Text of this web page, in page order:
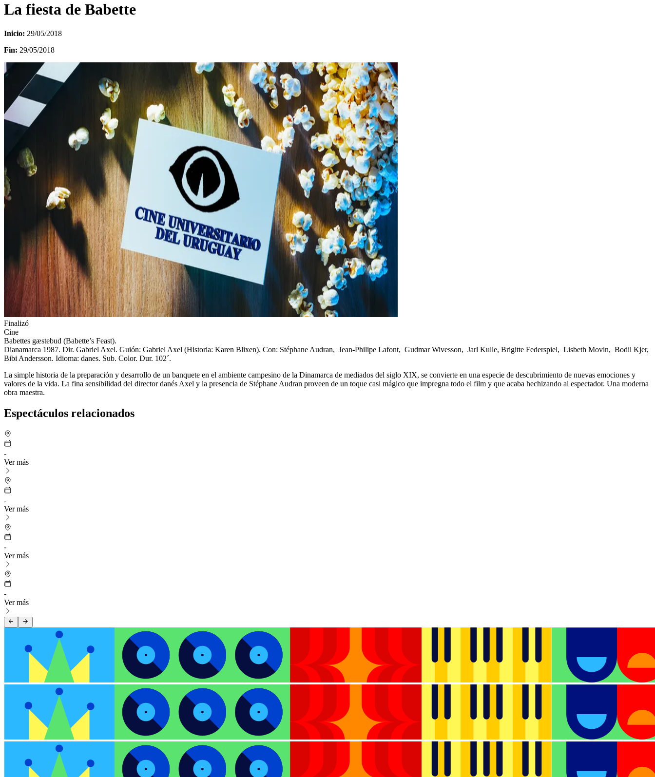
La fiesta de Babette
Inicio: 29/05/2018
Fin: 29/05/2018
Finalizó
Cine
Babettes gæstebud (Babette’s Feast).
Dianamarca 1987. Dir. Gabriel Axel. Guión: Gabriel Axel (Historia: Karen Blixen). Con: Stéphane Audran, Jean-Philipe Lafont, Gudmar Wivesson, Jarl Kulle, Brigitte Federspiel, Lisbeth Movin, Bodil Kjer,
Bibi Andersson. Idioma: danes. Sub. Color. Dur. 102´.
La simple historia de la preparación y desarrollo de un banquete en el ambiente campesino de la Dinamarca de mediados del siglo XIX, se convierte en una especie de descubrimiento de nuevas emociones y
valores de la vida. La fina sensibilidad del director danés Axel y la presencia de Stéphane Audran proveen de un toque casi mágico que impregna todo el film y que acaba hechizando al espectador. Una moderna
obra maestra.
Espectáculos relacionados
-
Ver más
-
Ver más
-
Ver más
-
Ver más